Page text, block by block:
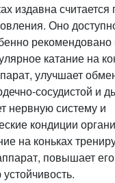
издавна
Оно
катание на
улучшает
сосудистой и
нервную систему и
кондиции
на коньках
повышает его